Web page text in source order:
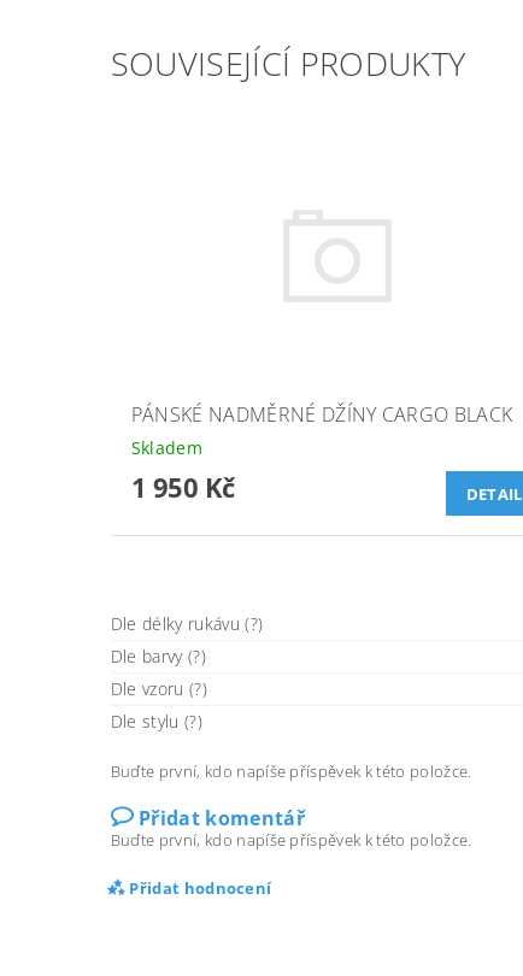
SOUVISEJÍCÍ PRODUKTY
PÁNSKÉ NADMĚRNÉ DŽÍNY CARGO BLACK
Skladem
1 950 Kč DETAIL
Dle délky rukávu (?)
Dle barvy (?)
Dle vzoru (?)
Dle stylu (?)
Buďte první, kdo napíše příspěvek k této položce.
Přidat komentář
Buďte první, kdo napíše příspěvek k této položce.
Přidat hodnocení